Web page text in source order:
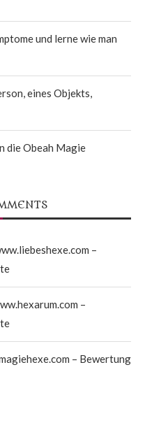
und lerne wie man
eines Objekts,
die Obeah Magie
–
–
– Bewertung